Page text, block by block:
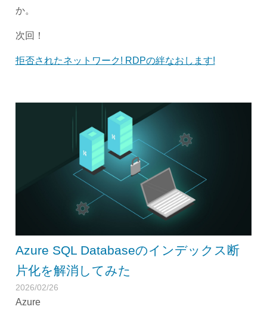
か。
次回！
拒否されたネットワーク! RDPの絆なおします!
Azure SQL Databaseのインデックス断
片化を解消してみた
2026/02/26
Azure